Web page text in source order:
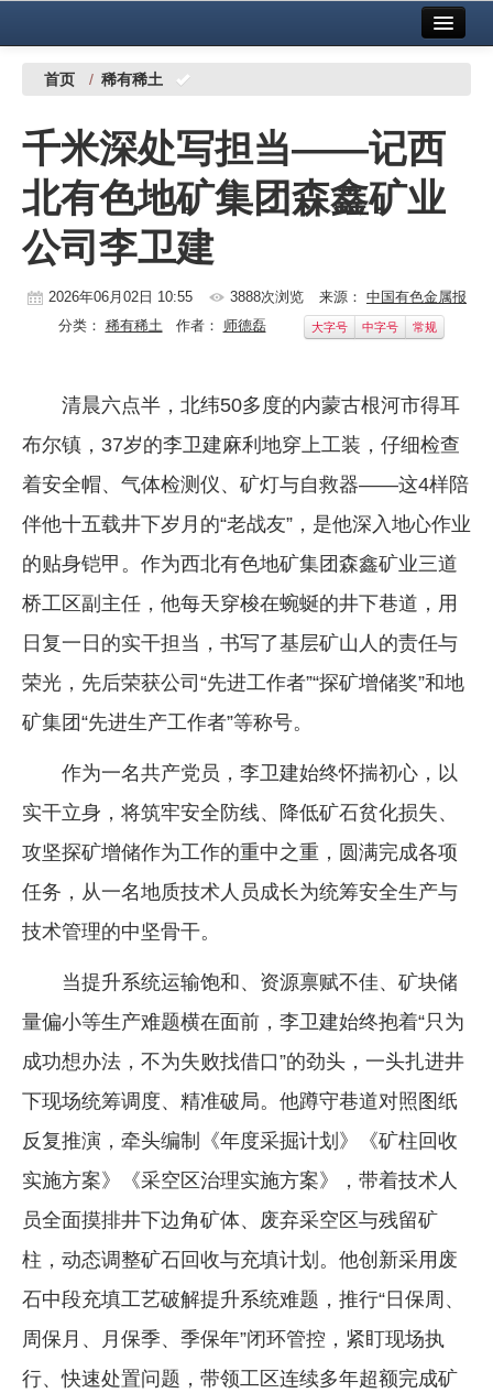
中国有色金属报社主办 广告服务
铜镍铅锌
铝
稀有稀土
有色市场
科技
党建工作
企业文化
《资源再生》杂志
行情报价
首页 / 稀有稀土
千米深处写担当——记西
北有色地矿集团森鑫矿业
公司李卫建
2026年06月02日 10:55 3888次浏览 来源： 中国有色金属报
分类： 稀有稀土作者： 师德磊 大字号 中字号 常规
清晨六点半，北纬50多度的内蒙古根河市得耳
布尔镇，37岁的李卫建麻利地穿上工装，仔细检查
着安全帽、气体检测仪、矿灯与自救器——这4样陪
伴他十五载井下岁月的“老战友”，是他深入地心作业
的贴身铠甲。作为西北有色地矿集团森鑫矿业三道
桥工区副主任，他每天穿梭在蜿蜒的井下巷道，用
日复一日的实干担当，书写了基层矿山人的责任与
荣光，先后荣获公司“先进工作者”“探矿增储奖”和地
矿集团“先进生产工作者”等称号。
作为一名共产党员，李卫建始终怀揣初心，以
实干立身，将筑牢安全防线、降低矿石贫化损失、
攻坚探矿增储作为工作的重中之重，圆满完成各项
任务，从一名地质技术人员成长为统筹安全生产与
技术管理的中坚骨干。
当提升系统运输饱和、资源禀赋不佳、矿块储
量偏小等生产难题横在面前，李卫建始终抱着“只为
成功想办法，不为失败找借口”的劲头，一头扎进井
下现场统筹调度、精准破局。他蹲守巷道对照图纸
反复推演，牵头编制《年度采掘计划》《矿柱回收
实施方案》《采空区治理实施方案》，带着技术人
员全面摸排井下边角矿体、废弃采空区与残留矿
柱，动态调整矿石回收与充填计划。他创新采用废
石中段充填工艺破解提升系统难题，推行“日保周、
周保月、月保季、季保年”闭环管控，紧盯现场执
行、快速处置问题，带领工区连续多年超额完成矿